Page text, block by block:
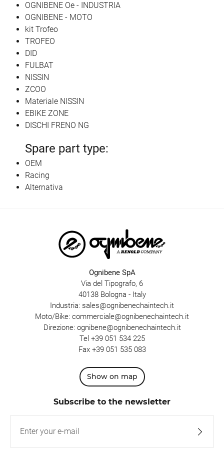
OGNIBENE Oe - INDUSTRIA
OGNIBENE - MOTO
kit Trofeo
TROFEO
DID
FULBAT
NISSIN
ZCOO
Materiale NISSIN
EBIKE ZONE
DISCHI FRENO NG
Spare part type:
OEM
Racing
Alternativa
Ognibene SpA
Via del Tipografo, 6
40138 Bologna - Italy
Industria: sales@ognibenechaintech.it
Moto/Bike: commerciale@ognibenechaintech.it
Direzione: ognibene@ognibenechaintech.it
Tel +39 051 534 225
Fax +39 051 535 083
Show on map
Subscribe to the newsletter